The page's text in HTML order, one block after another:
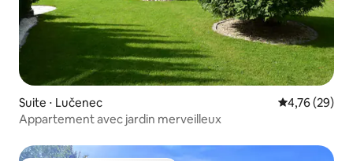
Suite ⋅ Lučenec Évaluation
4,76 (29)
Appartement avec jardin merveilleux